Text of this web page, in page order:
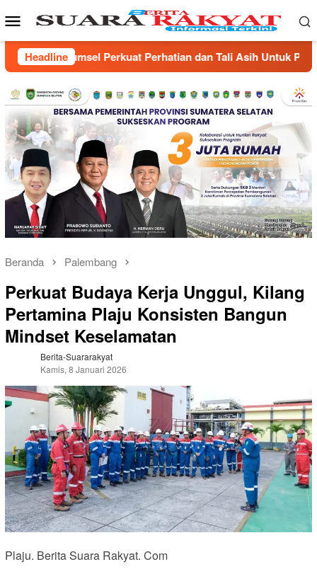
ke
Menu
Mobile
Headline
dan Tali Asih Untuk Para Veteran Pemprov
Beranda Palembang
Perkuat Budaya Kerja Unggul, Kilang
Pertamina Plaju Konsisten Bangun
Mindset Keselamatan
Berita-Suararakyat
Kamis, 8 Januari 2026
Plaju. Berita Suara Rakyat. Com